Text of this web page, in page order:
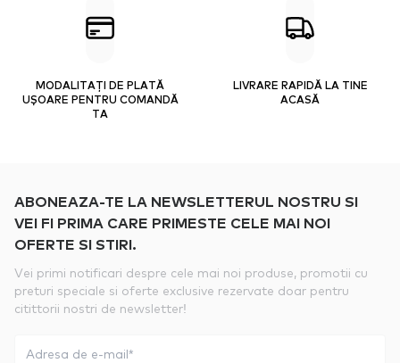
MODALITAȚI DE PLATĂ
UȘOARE PENTRU COMANDĂ
TA
LIVRARE RAPIDĂ LA TINE
ACASĂ
ABONEAZA-TE LA NEWSLETTERUL NOSTRU SI
VEI FI PRIMA CARE PRIMESTE CELE MAI NOI
OFERTE SI STIRI.
Vei primi notificari despre cele mai noi produse, promotii cu
preturi speciale si oferte exclusive rezervate doar pentru
citittorii nostri de newsletter!